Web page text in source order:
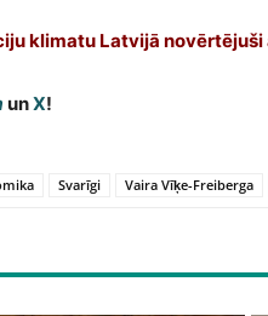
klimatu Latvijā
unX!
Svarīgi Vaira Vīķe-Freiberga